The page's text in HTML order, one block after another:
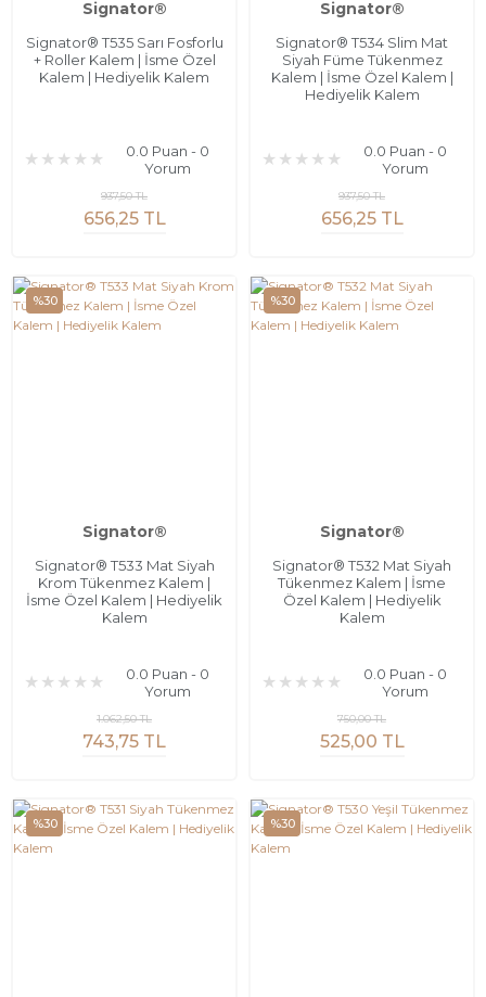
Signator®
Signator® T535 Sarı Fosforlu
+ Roller Kalem | İsme Özel
Kalem | Hediyelik Kalem
0.0 Puan - 0
Yorum
656,25 TL
937,50 TL
Signator®
Signator® T534 Slim Mat
Siyah Füme Tükenmez
Kalem | İsme Özel Kalem |
Hediyelik Kalem
0.0 Puan - 0
Yorum
656,25 TL
937,50 TL
%30
Signator®
Signator® T533 Mat Siyah
Krom Tükenmez Kalem |
İsme Özel Kalem | Hediyelik
Kalem
0.0 Puan - 0
Yorum
743,75 TL
1.062,50 TL
%30
Signator®
Signator® T532 Mat Siyah
Tükenmez Kalem | İsme
Özel Kalem | Hediyelik
Kalem
0.0 Puan - 0
Yorum
525,00 TL
750,00 TL
%30 %30